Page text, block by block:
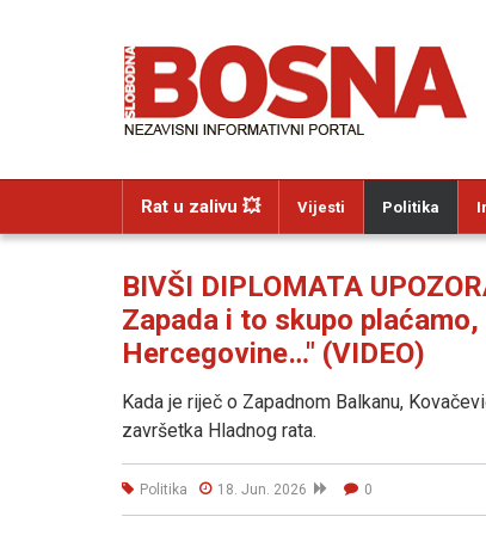
Rat u zalivu 💥 Vijesti Politika
BIVŠI DIPLOMATA
Zapada i to skupo
Hercegovine…" (VIDEO)
Kada je riječ o Zapadnom Balkanu,
završetka Hladnog rata.
Politika 18. Jun. 2026 0